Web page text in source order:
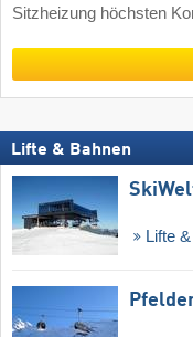
Sitzheizung höchsten
Lifte & Bahnen
Lifte &